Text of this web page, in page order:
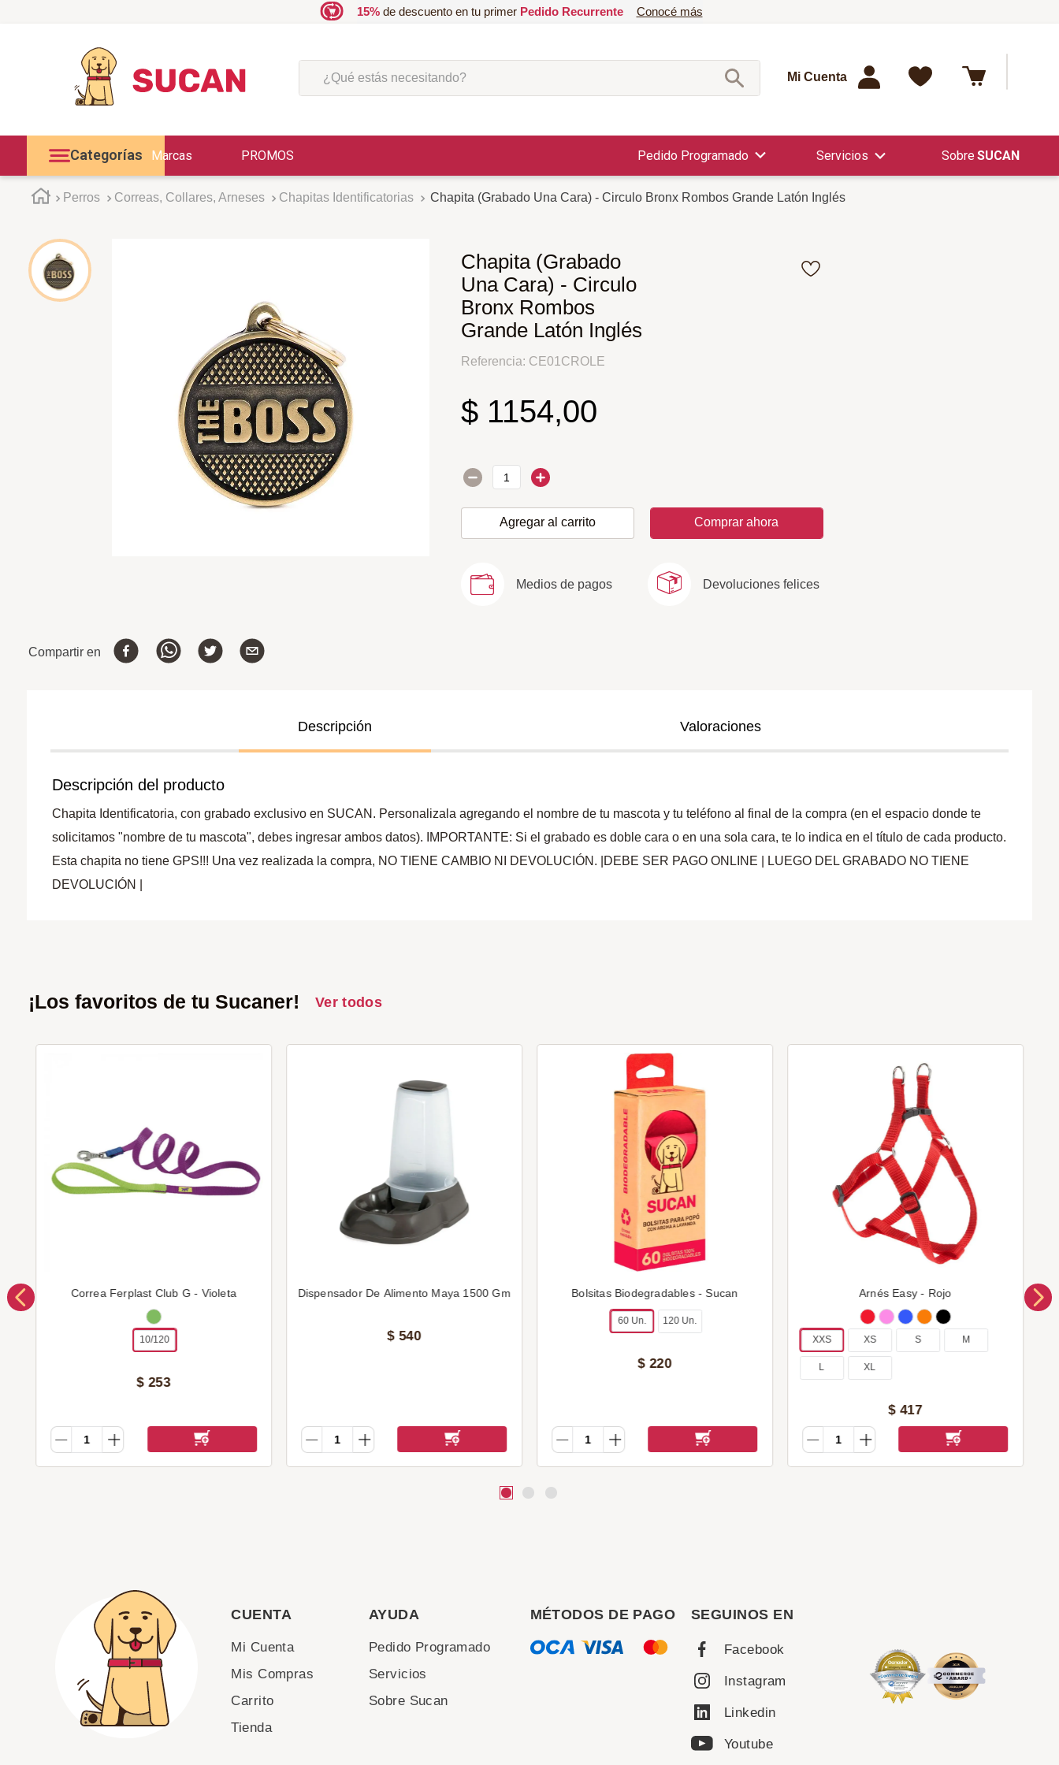
15%de descuento en tu primer Pedido Recurrente Conocé más
¿Qué estás necesitando?
Mi Cuenta
Categorías Marcas PROMOS Pedido Programado Servicios SUCAN
Perros Correas, Collares, Arneses Chapitas Identificatorias Chapita (Grabado Una Cara) - Circulo Bronx Rombos Grande Latón Inglés
Chapita (Grabado
Una Cara) - Circulo
Bronx Rombos
Grande Latón Inglés
Referencia: CE01CROLE
$ 1154,00
Agregar al carrito Comprar ahora
Medios de pagos Devoluciones felices
Compartir en
Descripción Valoraciones
Descripción del producto
Chapita Identificatoria, con grabado exclusivo en SUCAN. Personalizala agregando el nombre de tu mascota y tu teléfono al final de la compra (en el espacio donde te
solicitamos "nombre de tu mascota", debes ingresar ambos datos). IMPORTANTE: Si el grabado es doble cara o en una sola cara, te lo indica en el título de cada producto.
Esta chapita no tiene GPS!!! Una vez realizada la compra, NO TIENE CAMBIO NI DEVOLUCIÓN. |DEBE SER PAGO ONLINE | LUEGO DEL GRABADO NO TIENE
DEVOLUCIÓN |
¡Los favoritos de tu Sucaner! Ver todos
Correa Ferplast Club G - Violeta
10/120
$ 253
Dispensador De Alimento Maya 1500 Gm
$ 540
Bolsitas Biodegradables - Sucan
60 Un. 120 Un.
$ 220
Arnés Easy - Rojo
XXS XS S M
L XL
$ 417
CUENTA
Mi Cuenta
Mis Compras
Carrito
Tienda
AYUDA
Pedido Programado
Servicios
Sobre Sucan
MÉTODOS DE PAGO SEGUINOS EN
Facebook
Instagram
Linkedin
Youtube